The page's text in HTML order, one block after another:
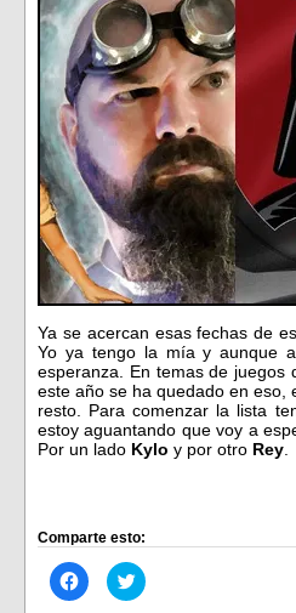
Ya se acercan esas fechas de
Yo ya tengo la mía y aunque
esperanza. En temas de
este año se ha quedado en
resto. Para comenzar la lista
estoy aguantando que voy a
Por un lado Kylo y por otro Rey.
Comparte esto:
Haz
clic
Haz
clic